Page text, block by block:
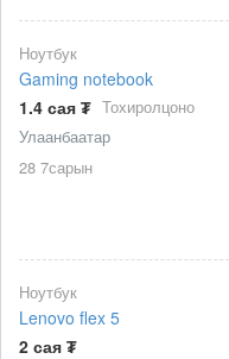
Ноутбук
Gaming notebook
1.4 сая ₮ Тохиролцоно
Улаанбаатар
28 7сарын
Ноутбук
Lenovo flex 5
2 сая ₮